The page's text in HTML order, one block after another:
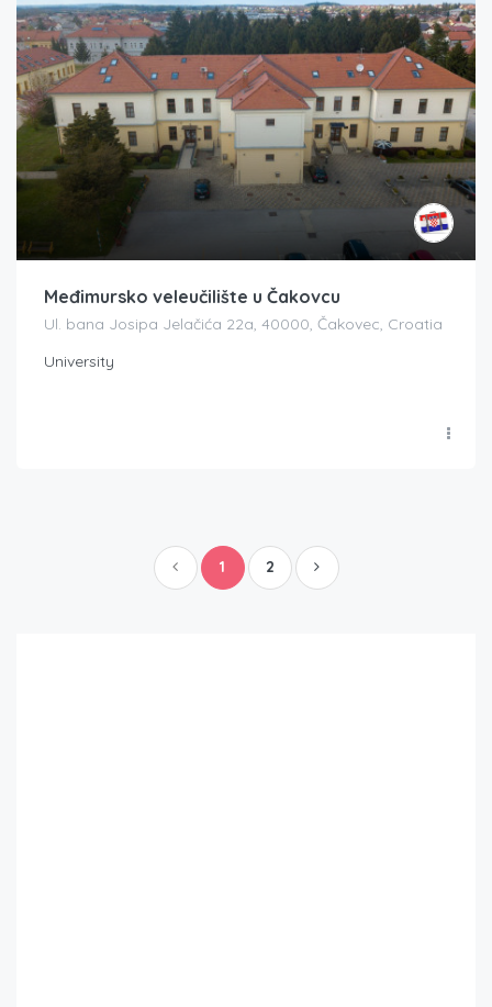
Međimursko veleučilište u Čakovcu
Ul. bana Josipa Jelačića 22a, 40000, Čakovec, Croatia
University
1 2